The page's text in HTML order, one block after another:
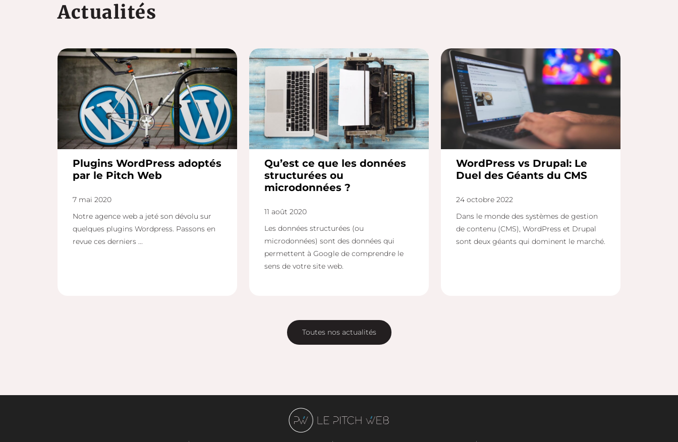
Actualités
Plugins WordPress adoptés
par le Pitch Web
7 mai 2020
Notre agence web a jeté son dévolu sur
quelques plugins Wordpress. Passons en
revue ces derniers ...
Qu’est ce que les données
structurées ou
microdonnées ?
11 août 2020
Les données structurées (ou
microdonnées) sont des données qui
permettent à Google de comprendre le
sens de votre site web.
WordPress vs Drupal: Le
Duel des Géants du CMS
24 octobre 2022
Dans le monde des systèmes de gestion
de contenu (CMS), WordPress et Drupal
sont deux géants qui dominent le marché.
Toutes nos actualités